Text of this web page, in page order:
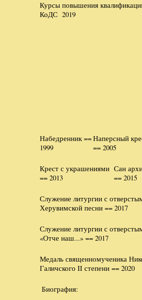
Курсы повышения
КоДС 2019
Набедренник ==
1999
Наперсный
== 2005
Крест с украшениями
== 2013
Сан
== 2015
Служение литургии с
Херувимской песни == 2017
Служение литургии с
«Отче наш...» == 2017
Медаль священномученика
Галичского II степени == 2020
Биография: